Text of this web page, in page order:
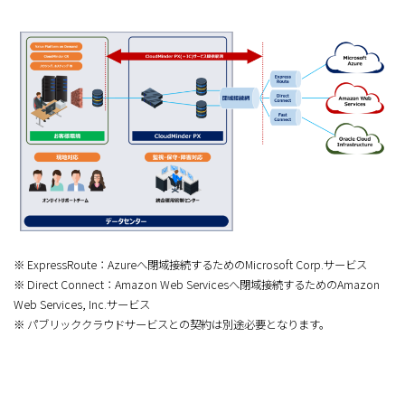
※ ExpressRoute：Azureへ閉域接続するためのMicrosoft Corp.サービス
※ Direct Connect：Amazon Web Servicesへ閉域接続するためのAmazon
Web Services, Inc.サービス
※ パブリッククラウドサービスとの契約は別途必要となります。